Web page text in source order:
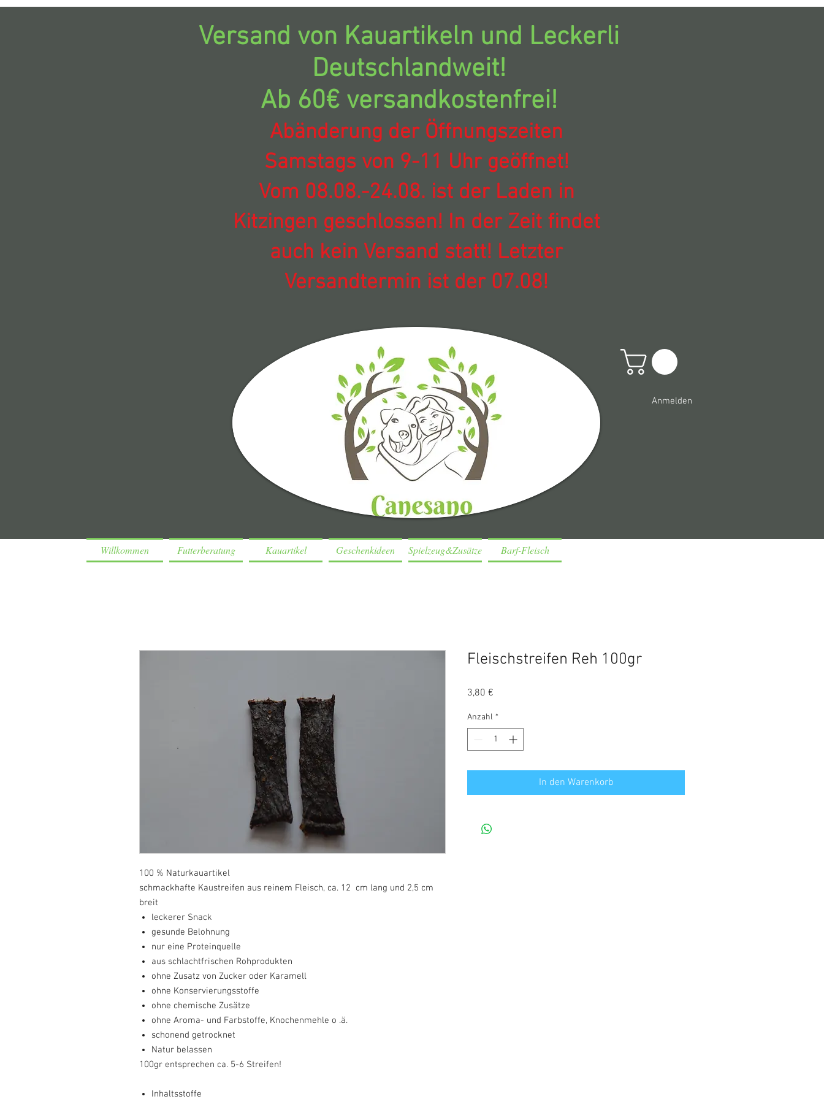
Versand von Kauartikeln und Leckerli
Deutschlandweit!
Ab 60€ versandkostenfrei!
Abänderung der Öffnungszeiten
Samstags von 9-11 Uhr geöffnet!
Vom 08.08.-24.08. ist der Laden in
Kitzingen geschlossen! In der Zeit findet
auch kein Versand statt! Letzter
Versandtermin ist der 07.08!
Anmelden
Willkommen Futterberatung Kauartikel Geschenkideen Spielzeug&Zusätze Barf-Fleisch
100 % Naturkauartikel
schmackhafte Kaustreifen aus reinem Fleisch, ca. 12 cm lang und 2,5 cm
breit
leckerer Snack
gesunde Belohnung
nur eine Proteinquelle
aus schlachtfrischen Rohprodukten
ohne Zusatz von Zucker oder Karamell
ohne Konservierungsstoffe
ohne chemische Zusätze
ohne Aroma- und Farbstoffe, Knochenmehle o .ä.
schonend getrocknet
Natur belassen
100gr entsprechen ca. 5-6 Streifen!
Inhaltsstoffe
Fleischstreifen Reh 100gr
3,80 €
Anzahl *
In den Warenkorb